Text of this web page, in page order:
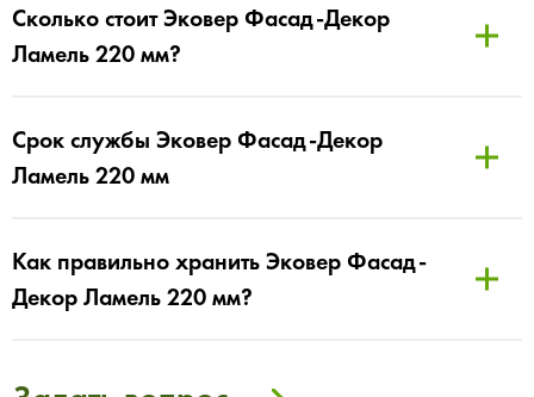
Сколько стоит Эковер Фасад-Декор
Ламель 220 мм?
Срок службы Эковер Фасад-Декор
Ламель 220 мм
Как правильно хранить Эковер Фасад-
Декор Ламель 220 мм?